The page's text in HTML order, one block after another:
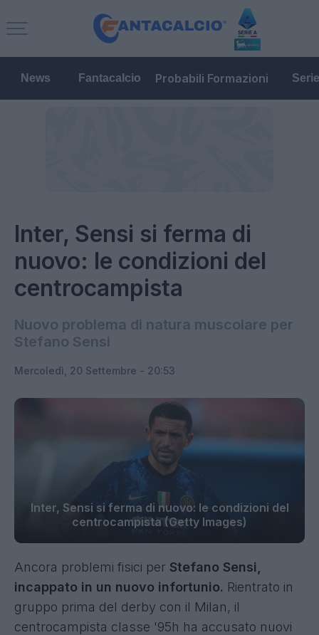
News Fantacalcio Probabili Formazioni
Inter, Sensi si ferma di
nuovo: le condizioni del
centrocampista
Nuovo problema di natura muscolare per
Stefano Sensi
Mercoledì, 20 Settembre - 20:53
Inter, Sensi si ferma di nuovo: le condizioni del
centrocampista (Getty Images)
Ancora problemi fisici per Stefano Sensi,
incappato in un nuovo infortunio. Rientrato in
gruppo prima del derby con il Milan, il
centrocampista classe '95h ha accusato nuovi